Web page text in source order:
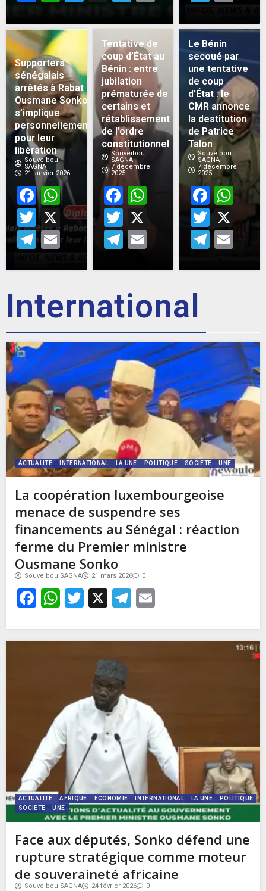
Supporters
sénégalais
arrêtés à Rabat :
Ousmane Sonko
s’implique
personnellement
pour leur
libération
Souveibou
SAGNA
21 janvier 2026
Facebook
WhatsApp
Twitter
X
Telegram
Email
Tentative de
coup d’État au
Bénin : entre
jubilation
prématurée de
certains et
rétablissement
de l’ordre
constitutionnel
Souveibou
SAGNA
7 décembre
2025
Facebook
WhatsApp
Twitter
Telegram
Email
Le Bénin
secoué par
une tentative
de coup
d’État : le
CMR annonce
la destitution
de Patrice
Talon
Souveibou
SAGNA
7 décembre
2025
X
International
ACTUALITE INTERNATIONAL LA UNE POLITIQUE SOCIETE UNE
La coopération luxembourgeoise
menace de suspendre ses
financements au Sénégal : réaction
ferme du Premier ministre
Ousmane Sonko
Souveibou SAGNA 21 mars 2026 0
Facebook
WhatsApp
Twitter
X Telegram
ACTUALITE AFRIQUE ECONOMIE INTERNATIONAL LA UNE
POLITIQUE
SOCIETE
UNE
Face aux députés, Sonko défend une
rupture stratégique comme moteur
de souveraineté africaine
Souveibou SAGNA 24 février 2026 0